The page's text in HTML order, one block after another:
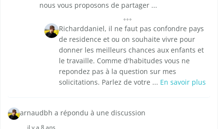
nous vous proposons de partager ...
Richarddaniel, il ne faut pas confondre pays
de residence et ou on souhaite vivre pour
donner les meilleurs chances aux enfants et
le travaille. Comme d'habitudes vous ne
repondez pas à la question sur mes
solicitations. Parlez de votre ... En savoir plus
arnaudbh a répondu à une discussion